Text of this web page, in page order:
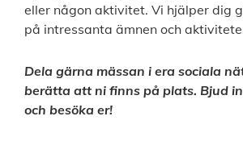
eller någon aktivitet. Vi hjälper dig
på intressanta ämnen och
Dela gärna mässan i era sociala
berätta att ni finns på plats. Bjud
och besöka er!